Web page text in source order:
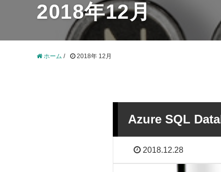
2018年12月
ホーム / 2018年 12月
Azure SQL
2018.12.28